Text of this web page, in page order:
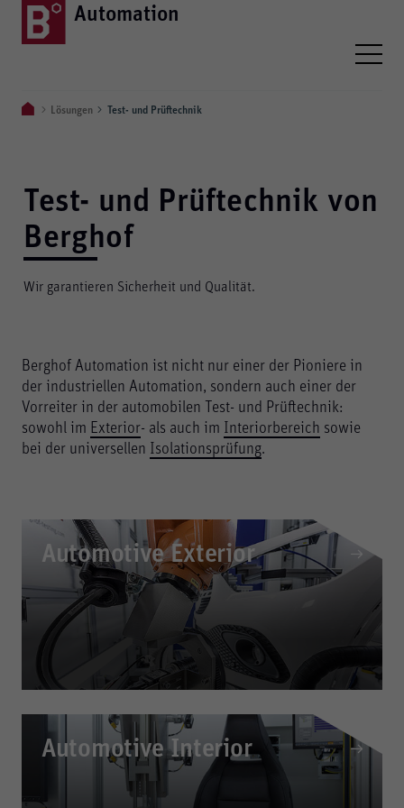
Automation
Lösungen Test- und Prüftechnik
Test- und Prüftechnik von
Berghof
Wir garantieren Sicherheit und Qualität.
Berghof Automation ist nicht nur einer der Pioniere in
der industriellen Automation, sondern auch einer der
Vorreiter in der automobilen Test- und Prüftechnik:
sowohl im Exterior- als auch im Interiorbereich sowie
bei der universellen Isolationsprüfung.
Automotive Exterior
Automotive Exterior
Zum Berghof-Portfolio gehören unter anderem
Automotive Interior